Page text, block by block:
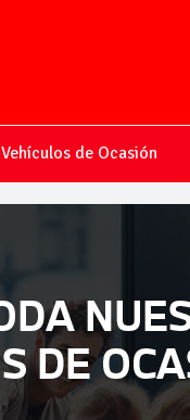
Vehículos de Ocasión